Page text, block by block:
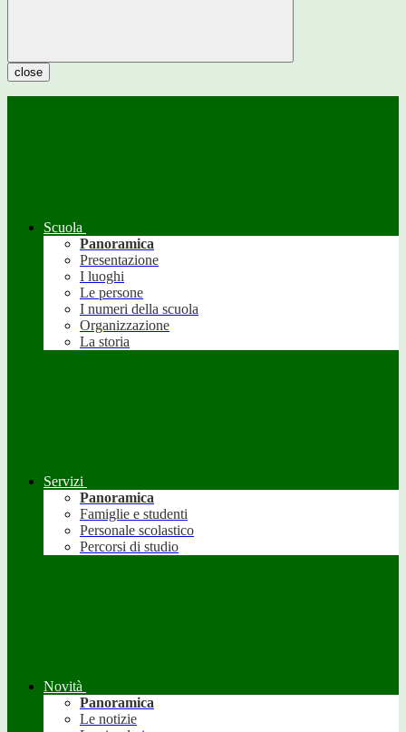
close
Scuola
Panoramica
Presentazione
I luoghi
Le persone
I numeri della scuola
Organizzazione
La storia
Servizi
Panoramica
Famiglie e studenti
Personale scolastico
Percorsi di studio
Novità
Panoramica
Le notizie